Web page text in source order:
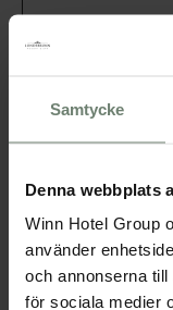
Samtycke
Denna webbplats
Winn Hotel Group
använder
och annonserna
för sociala medier
_gcl_ls